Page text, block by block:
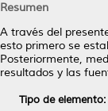
Resumen
A través del
esto primero se
Posteriormente,
resultados y las
Tipo de elemento: